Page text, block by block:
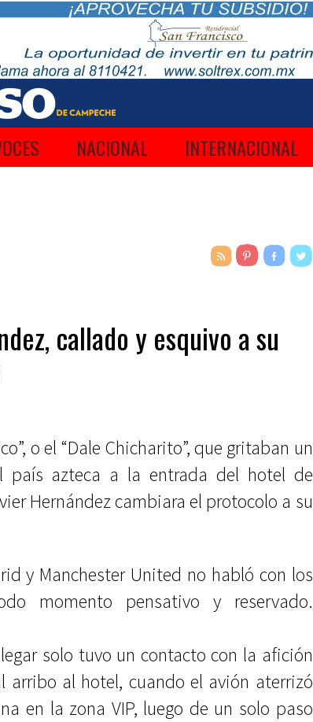
NACIONAL INTERNACIONAL
callado y esquivo a su
o el “Dale Chicharito”, que gritaban un
país azteca a la entrada del hotel de
Hernández cambiara el protocolo a su
y Manchester United no habló con los
momento pensativo y reservado.
solo tuvo un contacto con la afición
arribo al hotel, cuando el avión aterrizó
en la zona VIP, luego de un solo paso